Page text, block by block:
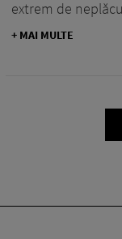
extrem de
+ MAI MULTE